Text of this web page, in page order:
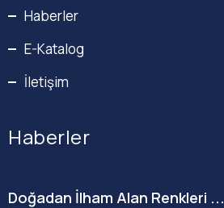
Haberler
E-Katalog
İletişim
Haberler
Doğadan İlham Alan Renkleri ...